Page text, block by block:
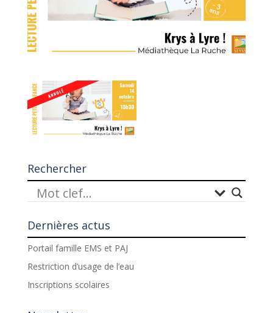
Rechercher
Dernières actus
Portail famille EMS et PAJ
Restriction d’usage de l’eau
Inscriptions scolaires